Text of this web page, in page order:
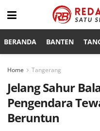
BERANDA BANTEN
Home Tangerang
Jelang Sahur
Pengendara
Beruntun